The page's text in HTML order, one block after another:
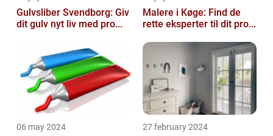
Gulvsliber Svendborg: Giv
dit gulv nyt liv med pro...
Malere i Køge: Find de
rette eksperter til dit pro...
06 may 2024 27 february 2024